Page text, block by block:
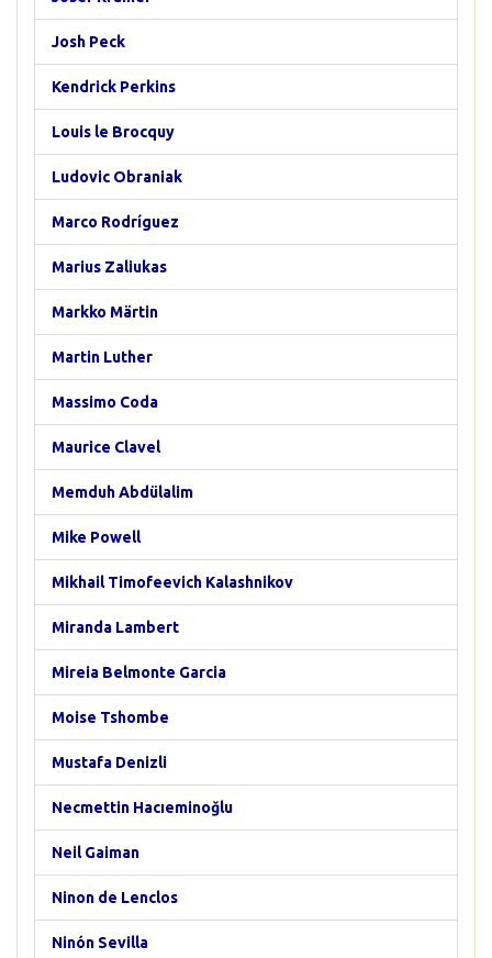
Josh Peck
Kendrick Perkins
Louis le Brocquy
Ludovic Obraniak
Marco Rodríguez
Marius Zaliukas
Markko Märtin
Martin Luther
Massimo Coda
Maurice Clavel
Memduh Abdülalim
Mike Powell
Mikhail Timofeevich Kalashnikov
Miranda Lambert
Mireia Belmonte Garcia
Moise Tshombe
Mustafa Denizli
Necmettin Hacıeminoğlu
Neil Gaiman
Ninon de Lenclos
Ninón Sevilla